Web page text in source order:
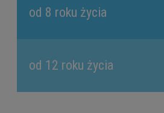
od 8 roku życia
od 12 roku życia